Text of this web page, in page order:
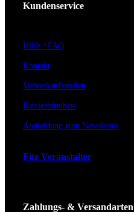
Kundenservice
Hilfe / FAQ
Kontakt
Vorverkaufsstellen
Barrierefreiheit
Anmeldung zum Newsletter
Für Veranstalter
Zahlungs- & Versandarten